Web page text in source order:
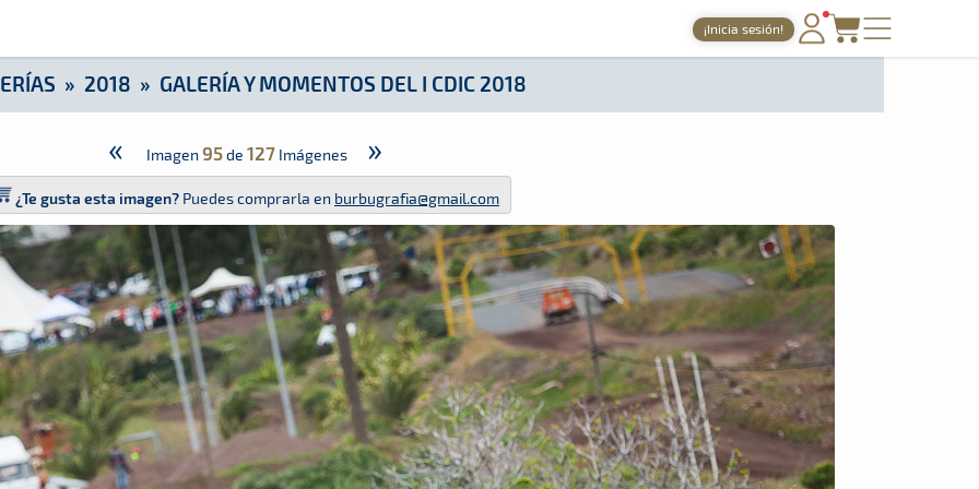
¡Inicia sesión!
TIEMPOS ONLINE
GALERÍAS
TIENDA
ARCHIVO
2018
» 2018 » GALERÍA Y MOMENTOS DEL I CDIC 2018
« Imagen 95de 127Imágenes »
¿Te gusta esta imagen? Puedes comprarla en burbugrafia@gmail.com